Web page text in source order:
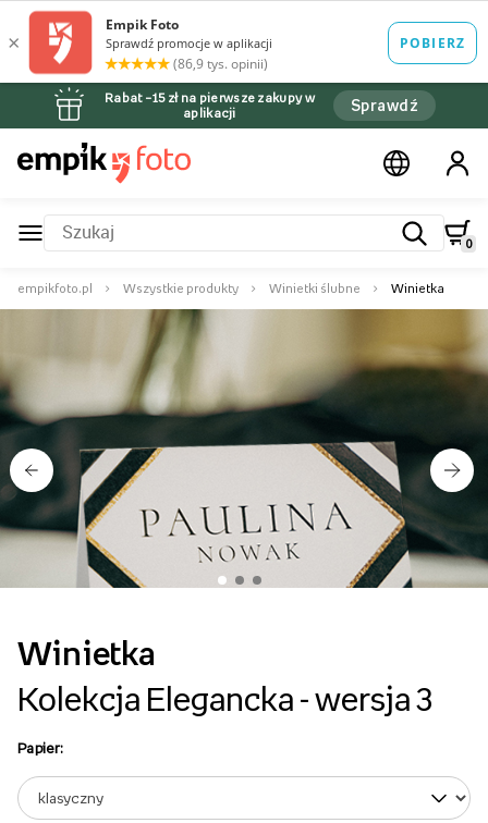
Rabat –15 zł na pierwsze zakupy w
aplikacji
Sprawdź
0
empikfoto.pl Wszystkie produkty Winietki ślubne Winietka
Winietka
Kolekcja Elegancka - wersja 3
Papier: